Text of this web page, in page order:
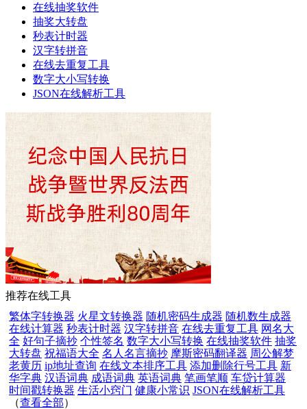
在线抽奖软件
抽奖大转盘
秒表计时器
汉字转拼音
在线去重复工具
数字大小写转换
JSON在线解析工具
推荐在线工具
繁体字转换器 火星文转换器 随机密码生成器 随机数生成器
在线计算器 秒表计时器 汉字转拼音 在线去重复工具 网名大
全 好句子摘抄 个性签名 数字大小写转换 在线抽奖软件 抽奖
大转盘 祝福语大全 名人名言摘抄 摩斯密码翻译器 周公解梦
老黄历 ip地址查询 在线文本排序工具 添加删除行号工具 新
华字典 汉语词典 成语词典 英语词典 笔画笔顺 车贷计算器
时间戳转换器 生活小窍门 健康小常识 JSON在线解析工具
（查看全部）